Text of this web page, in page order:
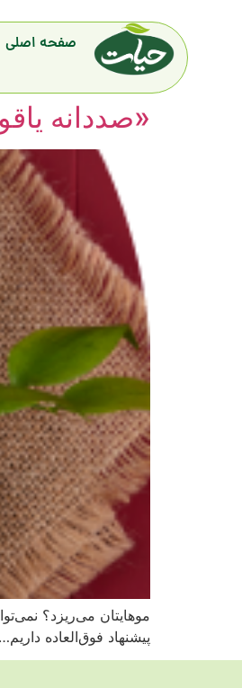
صفحه اصلی
«صددانه
موهایتان می‌ریزد؟
پیشنهاد فوق‌العاده داریم…